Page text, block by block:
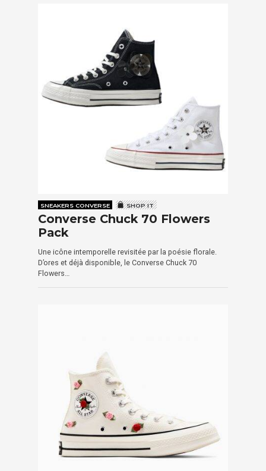
SNEAKERS CONVERSE SHOP IT
Converse Chuck 70 Flowers
Pack
Une icône intemporelle revisitée par la poésie florale.
D’ores et déjà disponible, le Converse Chuck 70
Flowers…